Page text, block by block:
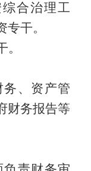
合治理工
干。
、资产管
财务报告等